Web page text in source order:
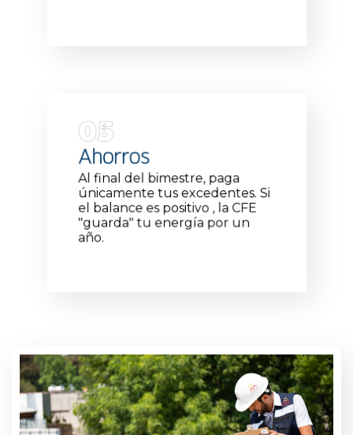
05
Ahorros
Al final del bimestre, paga
únicamente tus excedentes. Si
el balance es positivo , la CFE
"guarda" tu energía por un
año.